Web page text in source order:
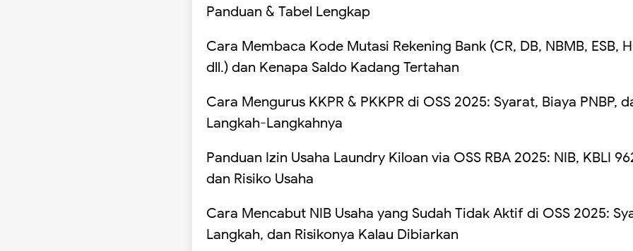
Panduan & Tabel Lengkap
Cara Membaca Kode Mutasi Rekening Bank (CR, DB, NBMB, ESB,
dll.) dan Kenapa Saldo Kadang Tertahan
Cara Mengurus KKPR & PKKPR di OSS 2025: Syarat, Biaya PNBP,
Langkah-Langkahnya
Panduan Izin Usaha Laundry Kiloan via OSS RBA 2025: NIB, KBLI
dan Risiko Usaha
Cara Mencabut NIB Usaha yang Sudah Tidak Aktif di OSS 2025:
Langkah, dan Risikonya Kalau Dibiarkan